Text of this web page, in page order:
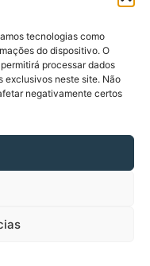
tecnologias como
do dispositivo. O
processar dados
exclusivos neste site. Não
negativamente certos